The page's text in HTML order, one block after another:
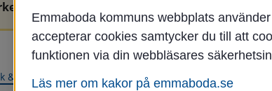
vid Järnvägsgatan 32-34 är avstängda.
& infrastruktur Trafik och gator Trafikregler och
Emmaboda kommuns webbplats
accepterar cookies samtycker du till att
funktionen via din webbläsares
Läs mer om kakor på emmaboda.se